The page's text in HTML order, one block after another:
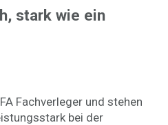
stark wie ein
Fachverleger und stehen
bei der